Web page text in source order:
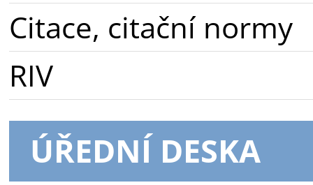
Citace, citační normy
RIV
ÚŘEDNÍ DESKA